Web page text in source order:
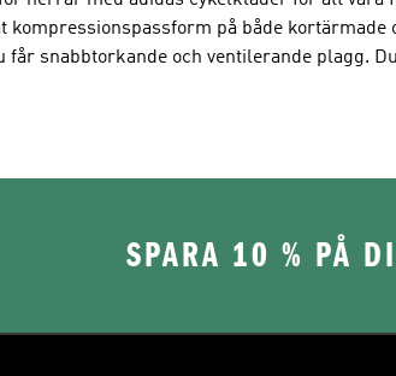
kompressionspassform på både
får snabbtorkande och ventilerande plagg.
SPARA 10 % PÅ